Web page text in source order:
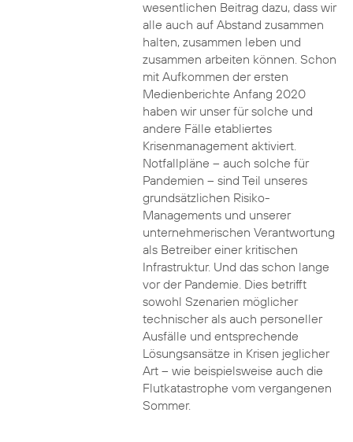
wesentlichen Beitrag dazu, dass wir
alle auch auf Abstand zusammen
halten, zusammen leben und
zusammen arbeiten können. Schon
mit Aufkommen der ersten
Medienberichte Anfang 2020
haben wir unser für solche und
andere Fälle etabliertes
Krisenmanagement aktiviert.
Notfallpläne – auch solche für
Pandemien – sind Teil unseres
grundsätzlichen Risiko-
Managements und unserer
unternehmerischen Verantwortung
als Betreiber einer kritischen
Infrastruktur. Und das schon lange
vor der Pandemie. Dies betrifft
sowohl Szenarien möglicher
technischer als auch personeller
Ausfälle und entsprechende
Lösungsansätze in Krisen jeglicher
Art – wie beispielsweise auch die
Flutkatastrophe vom vergangenen
Sommer.